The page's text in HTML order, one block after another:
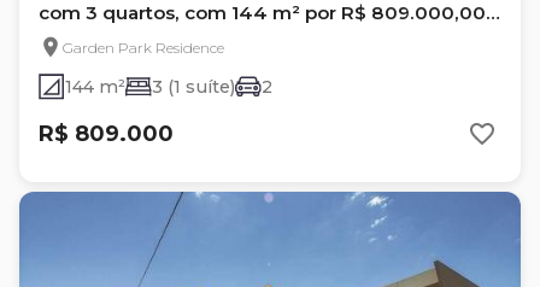
com 3 quartos, com 144 m² por R$ 809.000,00 -
Londrina- Pr
Garden Park Residence
144 m² 3 (1 suíte) 2
R$ 809.000